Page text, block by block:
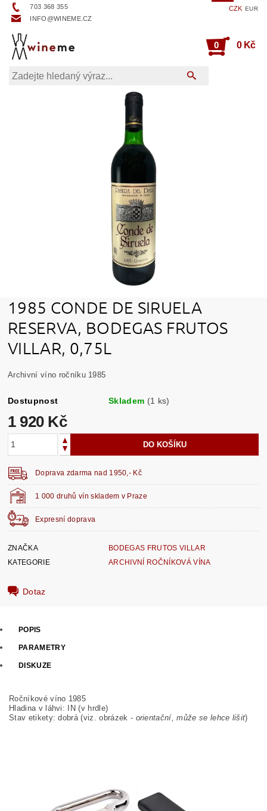
703 368 355
INFO@WINEME.CZ
CZK EUR
0 0 Kč
1985 CONDE DE SIRUELA
RESERVA, BODEGAS FRUTOS
VILLAR, 0,75L
Archivní víno ročníku 1985
Dostupnost Skladem (1 ks)
1 920 Kč
1 000 druhů vín skladem v Praze
Expresní doprava
Doprava zdarma nad 1950,- Kč
ZNAČKA
BODEGAS FRUTOS VILLAR
KATEGORIE
ARCHIVNÍ ROČNÍKOVÁ VÍNA
Dotaz
POPIS
PARAMETRY
DISKUZE
Ročníkové víno 1985
Hladina v láhvi: IN (v hrdle)
Stav etikety: dobrá (viz. obrázek - orientační, může se lehce lišit)